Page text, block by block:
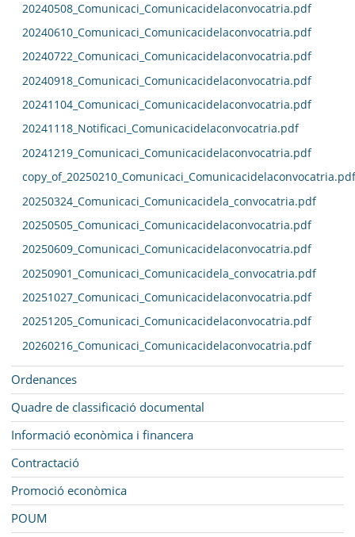
20240508_Comunicaci_Comunicacidelaconvocatria.pdf
20240610_Comunicaci_Comunicacidelaconvocatria.pdf
20240722_Comunicaci_Comunicacidelaconvocatria.pdf
20240918_Comunicaci_Comunicacidelaconvocatria.pdf
20241104_Comunicaci_Comunicacidelaconvocatria.pdf
20241118_Notificaci_Comunicacidelaconvocatria.pdf
20241219_Comunicaci_Comunicacidelaconvocatria.pdf
copy_of_20250210_Comunicaci_Comunicacidelaconvocatria.pdf
20250324_Comunicaci_Comunicacidela_convocatria.pdf
20250505_Comunicaci_Comunicacidelaconvocatria.pdf
20250609_Comunicaci_Comunicacidelaconvocatria.pdf
20250901_Comunicaci_Comunicacidela_convocatria.pdf
20251027_Comunicaci_Comunicacidelaconvocatria.pdf
20251205_Comunicaci_Comunicacidelaconvocatria.pdf
20260216_Comunicaci_Comunicacidelaconvocatria.pdf
Ordenances
Quadre de classificació documental
Informació econòmica i financera
Contractació
Promoció econòmica
POUM